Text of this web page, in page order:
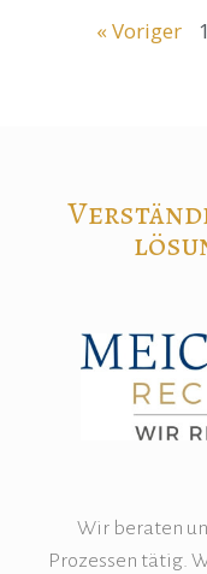
« Voriger 1
Wir beraten
Prozessen tätig.